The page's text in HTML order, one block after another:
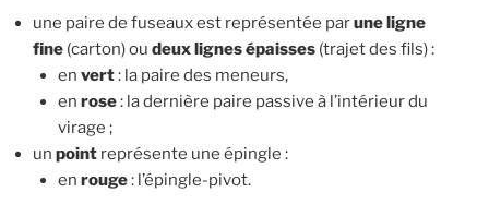
une paire de fuseaux est représentée parune ligne
fine (carton) ou deux lignes épaisses (trajet des fils) :
en vert: la paire des meneurs,
en rose: la dernière paire passive à l’intérieur du
virage ;
un point représente une épingle :
en rouge: l’épingle-pivot.